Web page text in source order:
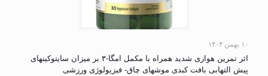
۱۰ بهمن ۱۴۰۴
اثر تمرین هوازی شدید همراه با مکمل امگا-۳ بر میزان سایتوکینهای
پیش التهابی بافت کبدی موشهای چاق- فیزیولوژی ورزشی